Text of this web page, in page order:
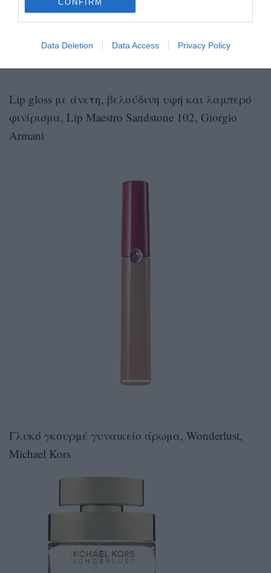
CONFIRM
Data Deletion Data Access Privacy Policy
Lip gloss με άνετη, βελούδινη υφή και λαμπερό
φινίρισμα, Lip Maestro Sandstone 102, Giorgio
Armani
Γλυκό γκουρμέ γυναικείο άρωμα, Wonderlust,
Michael Kors